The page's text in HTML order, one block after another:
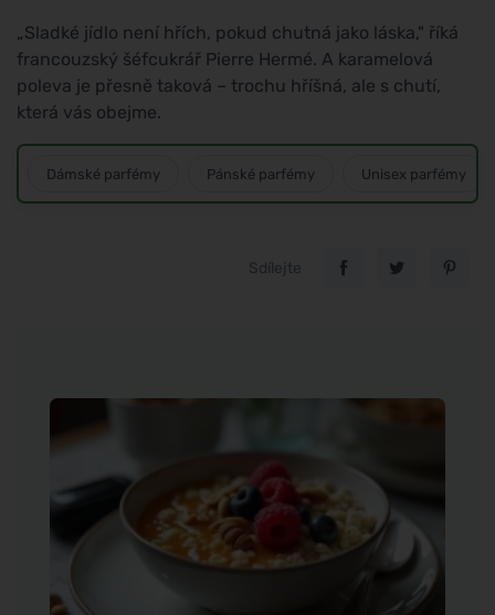
„Sladké jídlo není hřích, pokud chutná jako láska," říká
francouzský šéfcukrář Pierre Hermé. A karamelová
poleva je přesně taková – trochu hříšná, ale s chutí,
která vás obejme.
Dámské parfémy Pánské parfémy Unisex parfémy
Sdílejte